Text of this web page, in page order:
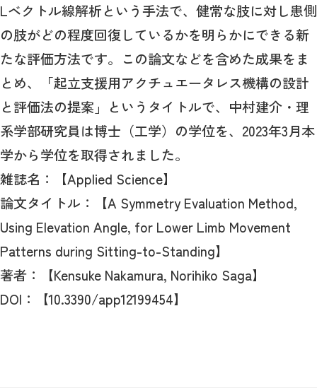
Lベクトル線解析という手法で、健常な肢に対し患側
の肢がどの程度回復しているかを明らかにできる新
たな評価方法です。この論文などを含めた成果をま
とめ、「起立支援用アクチュエータレス機構の設計
と評価法の提案」というタイトルで、中村建介・理
系学部研究員は博士（工学）の学位を、2023年3月本
学から学位を取得されました。
雑誌名：【Applied Science】
論文タイトル：【A Symmetry Evaluation Method,
Using Elevation Angle, for Lower Limb Movement
Patterns during Sitting-to-Standing】
著者：【Kensuke Nakamura, Norihiko Saga】
DOI：【10.3390/app12199454】